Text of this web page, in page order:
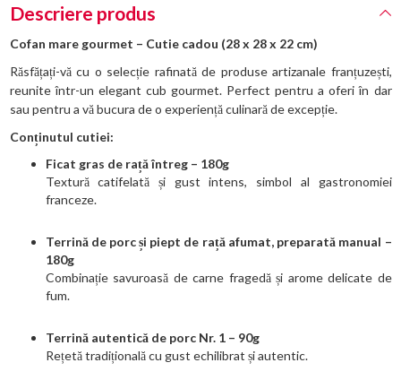
Descriere produs
Cofan mare gourmet – Cutie cadou (28 x 28 x 22 cm)
Răsfățați-vă cu o selecție rafinată de produse artizanale franțuzești,
reunite într-un elegant cub gourmet. Perfect pentru a oferi în dar
sau pentru a vă bucura de o experiență culinară de excepție.
Conținutul cutiei:
Ficat gras de rață întreg – 180g
Textură catifelată și gust intens, simbol al gastronomiei
franceze.
Terrină de porc și piept de rață afumat, preparată manual –
180g
Combinație savuroasă de carne fragedă și arome delicate de
fum.
Terrină autentică de porc Nr. 1 – 90g
Rețetă tradițională cu gust echilibrat și autentic.